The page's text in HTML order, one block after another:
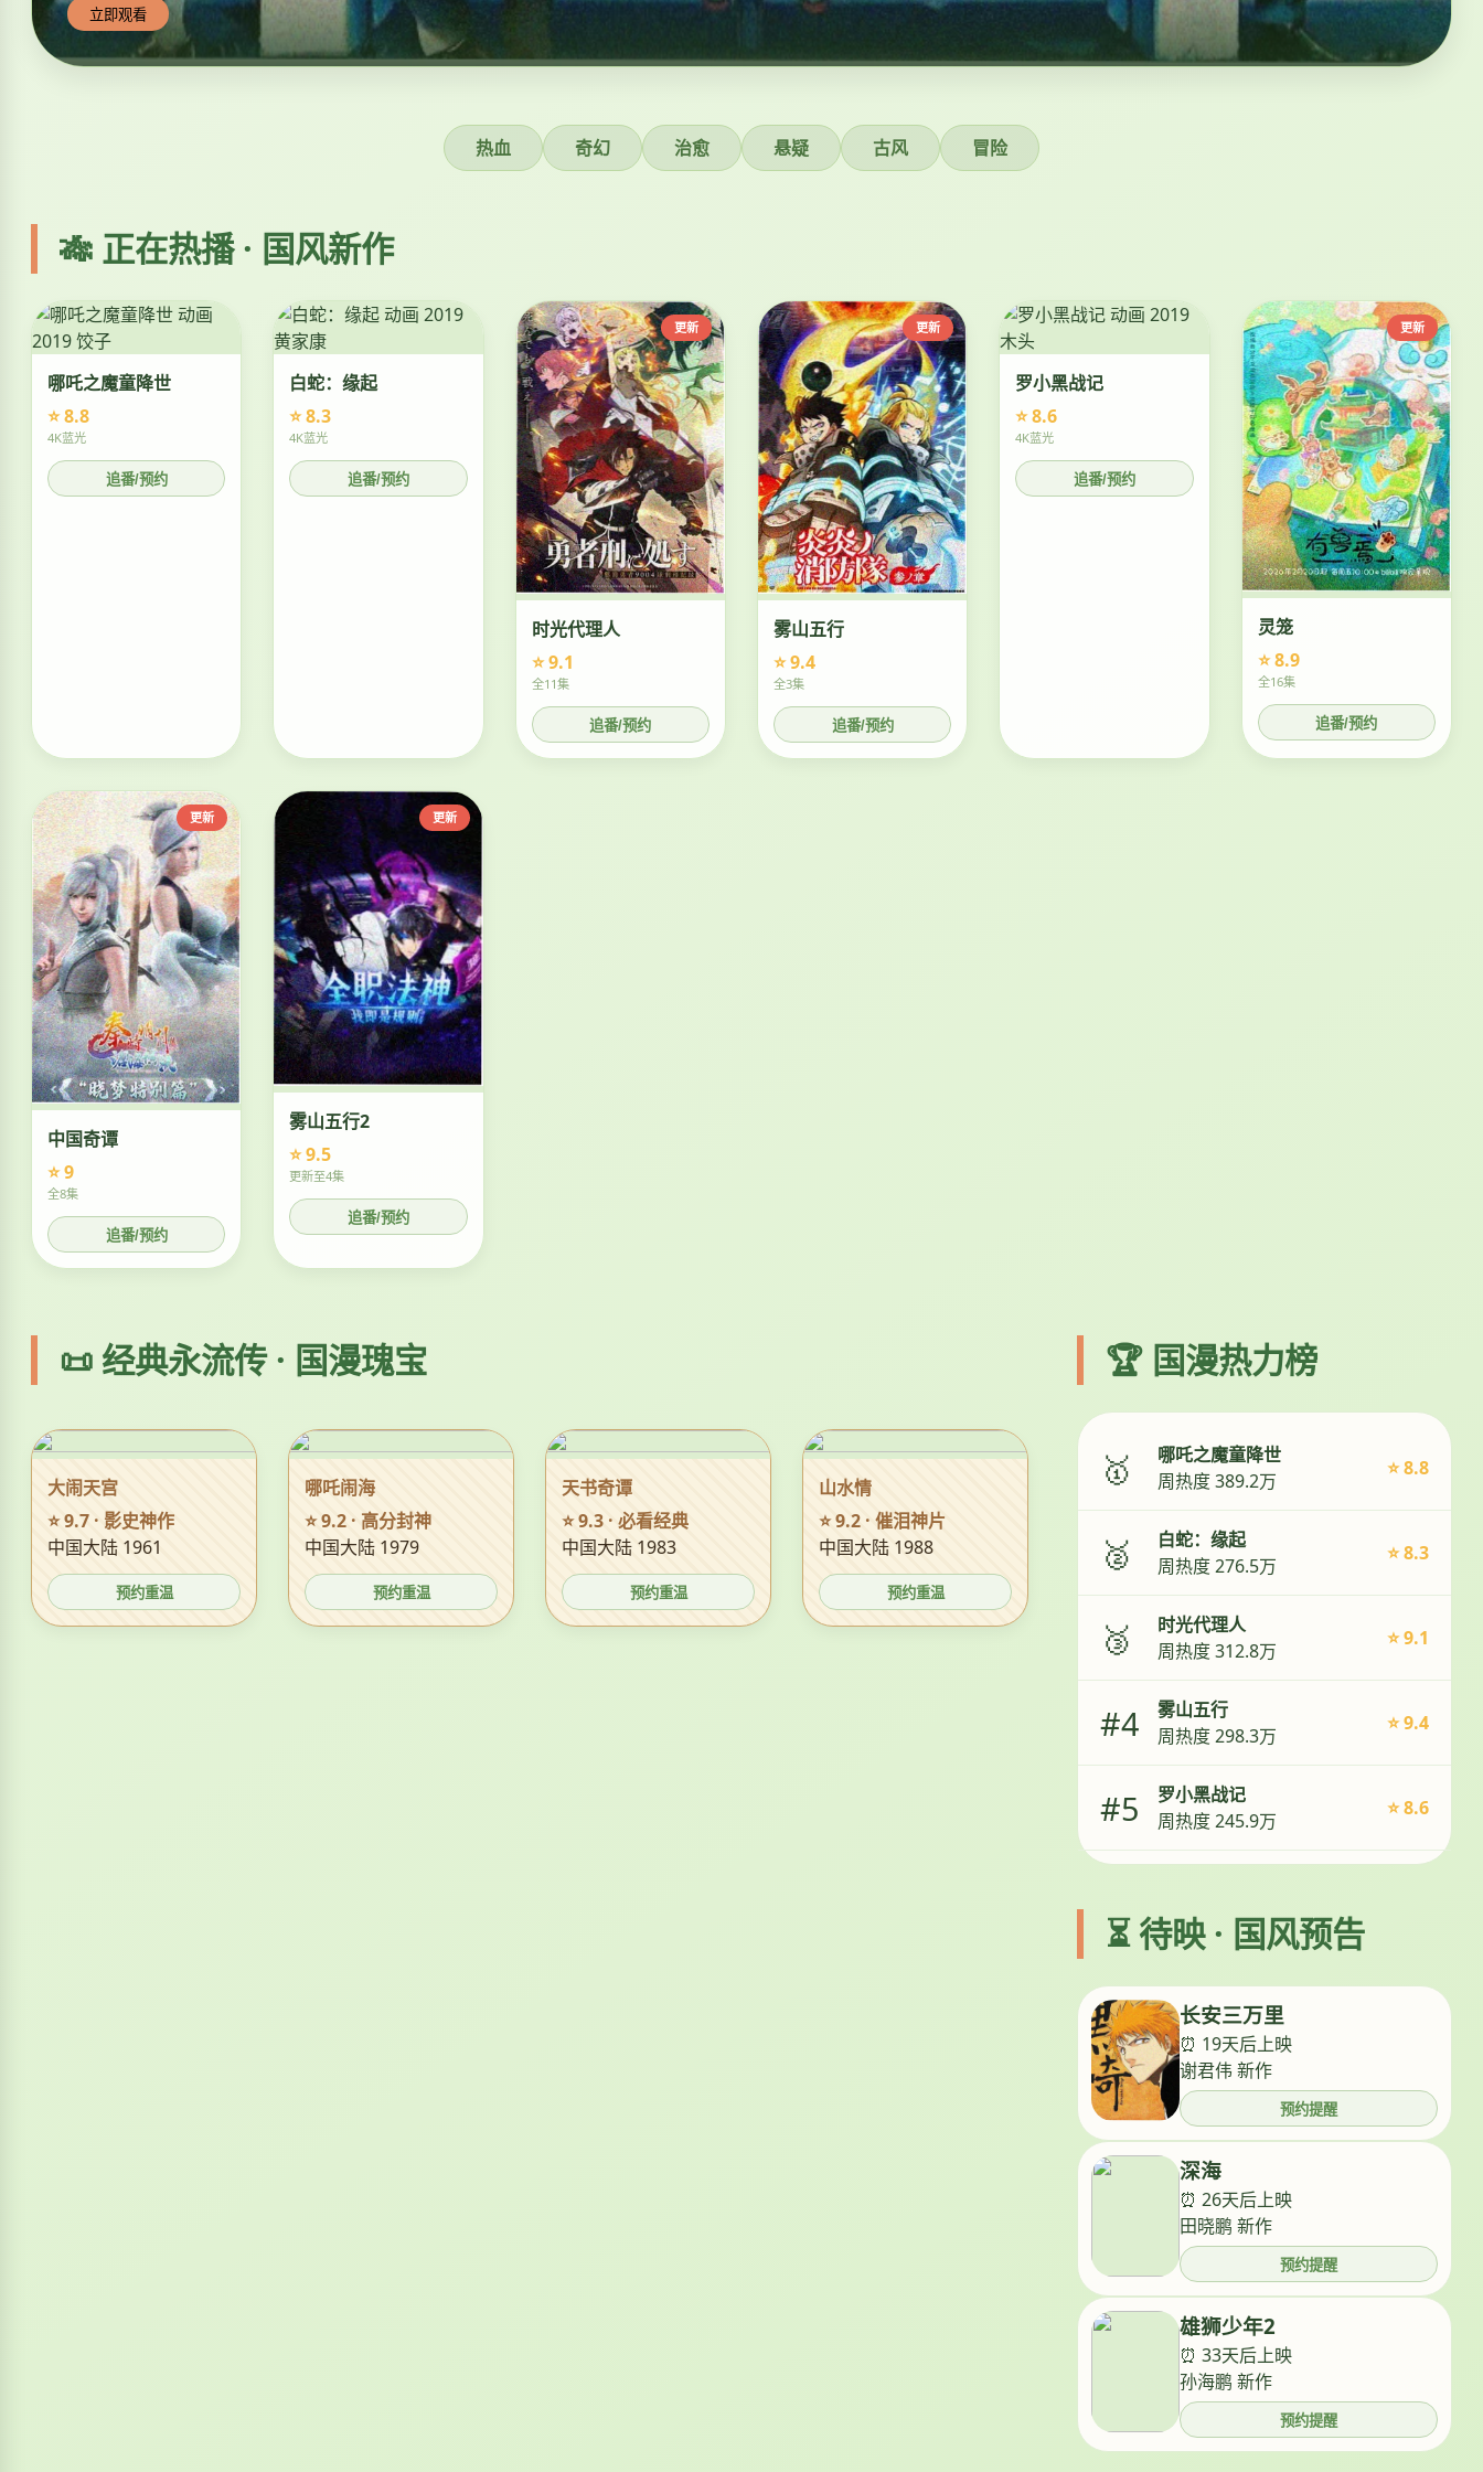
立即观看
热血 奇幻 治愈 悬疑 古风 冒险
🎋 正在热播 · 国风新作
哪吒之魔童降世
⭐ 8.8
4K蓝光
追番/预约
白蛇：缘起
⭐ 8.3
4K蓝光
追番/预约
更新
时光代理人
⭐ 9.1
全11集
追番/预约
更新
雾山五行
⭐ 9.4
全3集
追番/预约
罗小黑战记
⭐ 8.6
4K蓝光
追番/预约
更新
灵笼
⭐ 8.9
全16集
追番/预约
更新
中国奇谭
⭐ 9
全8集
追番/预约
更新
雾山五行2
⭐ 9.5
更新至4集
追番/预约
📜 经典永流传 · 国漫瑰宝
大闹天宫
⭐ 9.7 · 影史神作
中国大陆 1961
预约重温
哪吒闹海
⭐ 9.2 · 高分封神
中国大陆 1979
预约重温
天书奇谭
⭐ 9.3 · 必看经典
中国大陆 1983
预约重温
山水情
⭐ 9.2 · 催泪神片
中国大陆 1988
预约重温
🏆 国漫热力榜
🥇
哪吒之魔童降世
周热度 389.2万
⭐ 8.8
🥈
白蛇：缘起
周热度 276.5万
⭐ 8.3
🥉
时光代理人
周热度 312.8万
⭐ 9.1
#4
雾山五行
周热度 298.3万
⭐ 9.4
#5
罗小黑战记
周热度 245.9万
⭐ 8.6
⏳ 待映 · 国风预告
长安三万里
⏰ 19天后上映
谢君伟 新作
预约提醒
深海
⏰ 26天后上映
田晓鹏 新作
预约提醒
雄狮少年2
⏰ 33天后上映
孙海鹏 新作
预约提醒